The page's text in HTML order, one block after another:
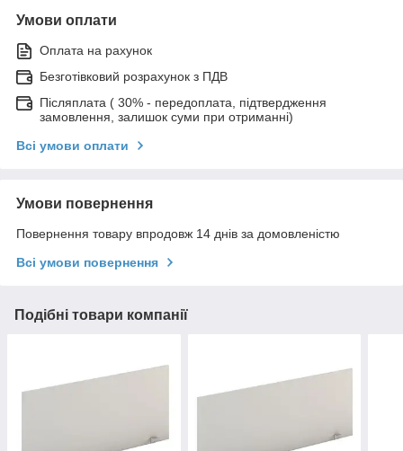
Умови оплати
Оплата на рахунок
Безготівковий розрахунок з ПДВ
Післяплата ( 30% - передоплата, підтвердження
замовлення, залишок суми при отриманні)
Всі умови оплати
Умови повернення
Повернення товару впродовж 14 днів за домовленістю
Всі умови повернення
Подібні товари компанії